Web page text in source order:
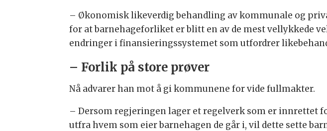
– Økonomisk likeverdig behandling av kommunale og
for at barnehageforliket er blitt en av de mest vellykkede
endringer i finansieringssystemet som utfordrer
– Forlik på store prøver
Nå advarer han mot å gi kommunene for vide fullmakter.
– Dersom regjeringen lager et regelverk som er innrettet
utfra hvem som eier barnehagen de går i, vil dette sette